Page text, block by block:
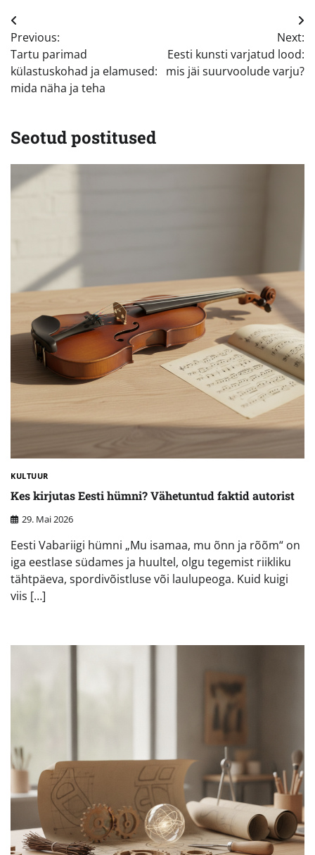
Navigeerimine
Previous:
Tartu parimad
külastuskohad ja elamused:
mida näha ja teha
Next:
Eesti kunsti varjatud lood:
mis jäi suurvoolude varju?
Seotud postitused
KULTUUR
Kes kirjutas Eesti hümni? Vähetuntud faktid autorist
29. Mai 2026
Eesti Vabariigi hümni „Mu isamaa, mu õnn ja rõõm“ on
iga eestlase südames ja huultel, olgu tegemist riikliku
tähtpäeva, spordivõistluse või laulupeoga. Kuid kuigi
viis […]